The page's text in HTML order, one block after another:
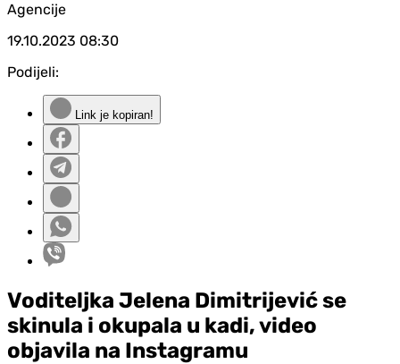
Agencije
19.10.2023 08:30
Podijeli:
Link je kopiran!
Voditeljka Jelena Dimitrijević se
skinula i okupala u kadi, video
objavila na Instagramu